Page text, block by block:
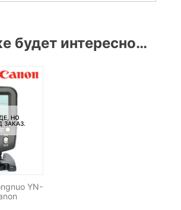
будет интересно…
НО
ЗАКАЗ.
YN-